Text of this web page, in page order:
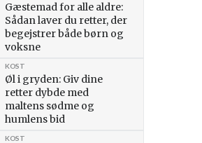
Gæstemad for alle aldre:
Sådan laver du retter, der
begejstrer både børn og
voksne
Øl i gryden: Giv dine
retter dybde med
maltens sødme og
humlens bid
KOST
KOST